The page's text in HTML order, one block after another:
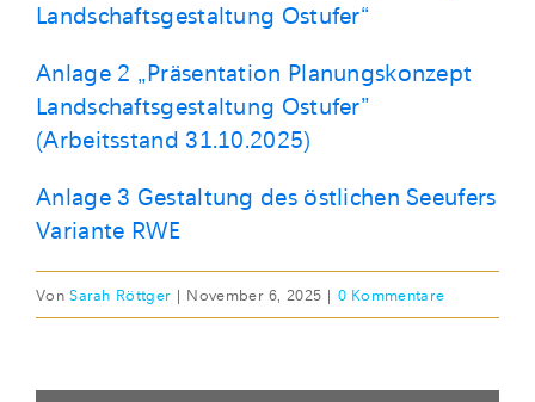
Landschaftsgestaltung Ostufer“
Anlage 2 „Präsentation Planungskonzept
Landschaftsgestaltung Ostufer”
(Arbeitsstand 31.10.2025)
Anlage 3 Gestaltung des östlichen Seeufers
Variante RWE
VonSarah Röttger | November 6, 2025 | 0 Kommentare